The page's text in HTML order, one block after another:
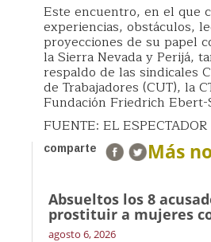
Este encuentro, en el que
experiencias, obstáculos,
proyecciones de su papel
la Sierra Nevada y Perijá,
respaldo de las sindicales
de Trabajadores (CUT), la
Fundación Friedrich
FUENTE: EL ESPECTADOR
comparte Más
Absueltos los 8
prostituir a mujeres
agosto 6, 2026